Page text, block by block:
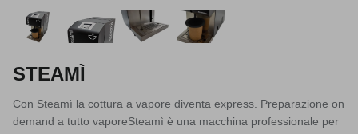
STEAMÌ
Con Steamì la cottura a vapore diventa express. Preparazione on
demand a tutto vaporeSteamì è una macchina professionale per